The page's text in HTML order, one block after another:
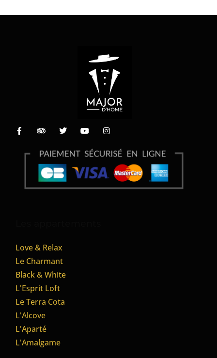
Love & Relax
Le Charmant
Black & White
L'Esprit Loft
Le Terra Cota
L'Alcove
L'Aparté
L'Amalgame